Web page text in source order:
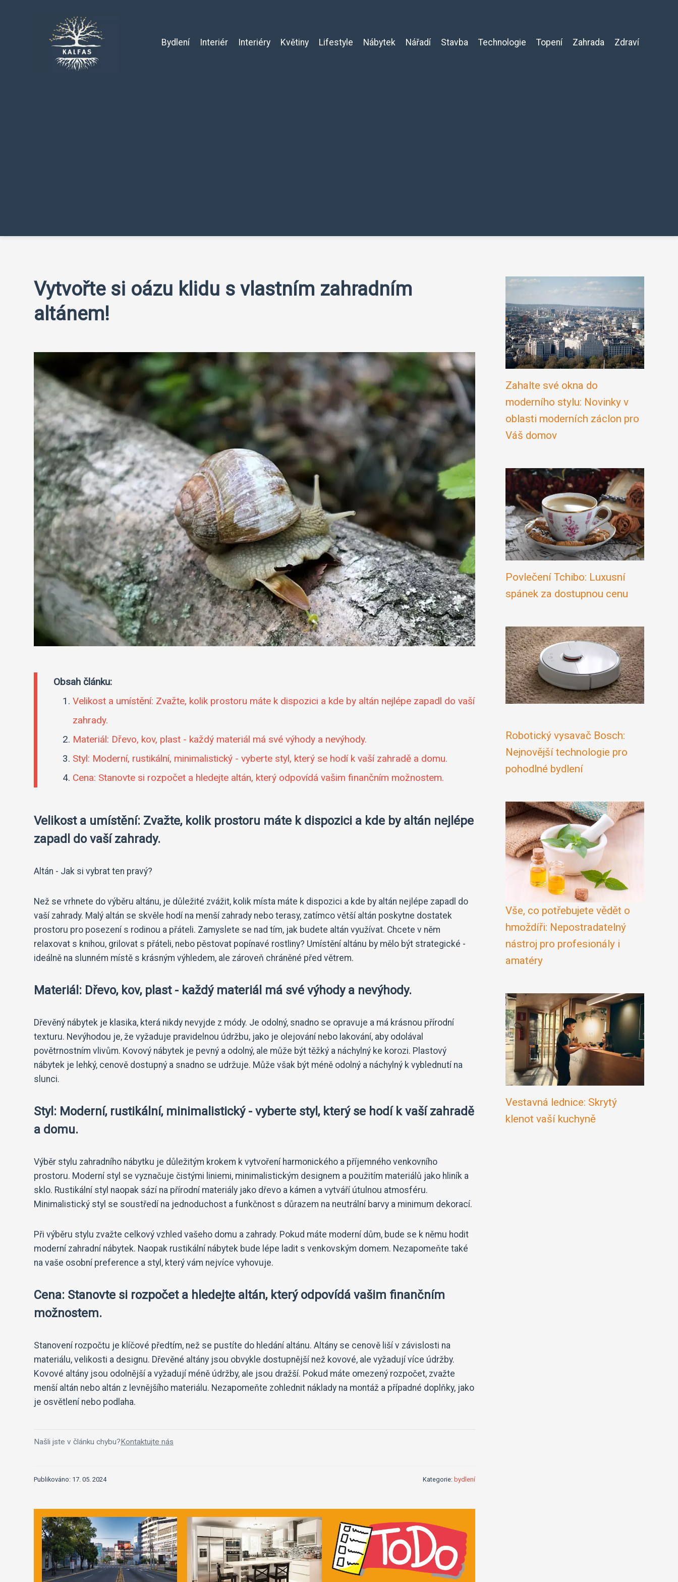
Bydlení Interiér Interiéry Květiny Lifestyle Nábytek Nářadí Stavba Technologie Topení Zahrada Zdraví
Vytvořte si oázu klidu s vlastním zahradním
altánem!
Obsah článku:
Velikost a umístění: Zvažte, kolik prostoru máte k dispozici a kde by altán nejlépe zapadl do vaší
zahrady.
Materiál: Dřevo, kov, plast - každý materiál má své výhody a nevýhody.
Styl: Moderní, rustikální, minimalistický - vyberte styl, který se hodí k vaší zahradě a domu.
Cena: Stanovte si rozpočet a hledejte altán, který odpovídá vašim finančním možnostem.
Velikost a umístění: Zvažte, kolik prostoru máte k dispozici a kde by altán nejlépe
zapadl do vaší zahrady.
Altán - Jak si vybrat ten pravý?
Než se vrhnete do výběru altánu, je důležité zvážit, kolik místa máte k dispozici a kde by altán nejlépe zapadl do
vaší zahrady. Malý altán se skvěle hodí na menší zahrady nebo terasy, zatímco větší altán poskytne dostatek
prostoru pro posezení s rodinou a přáteli. Zamyslete se nad tím, jak budete altán využívat. Chcete v něm
relaxovat s knihou, grilovat s přáteli, nebo pěstovat popínavé rostliny? Umístění altánu by mělo být strategické -
ideálně na slunném místě s krásným výhledem, ale zároveň chráněné před větrem.
Materiál: Dřevo, kov, plast - každý materiál má své výhody a nevýhody.
Dřevěný nábytek je klasika, která nikdy nevyjde z módy. Je odolný, snadno se opravuje a má krásnou přírodní
texturu. Nevýhodou je, že vyžaduje pravidelnou údržbu, jako je olejování nebo lakování, aby odolával
povětrnostním vlivům. Kovový nábytek je pevný a odolný, ale může být těžký a náchylný ke korozi. Plastový
nábytek je lehký, cenově dostupný a snadno se udržuje. Může však být méně odolný a náchylný k vyblednutí na
slunci.
Styl: Moderní, rustikální, minimalistický - vyberte styl, který se hodí k vaší zahradě
a domu.
Výběr stylu zahradního nábytku je důležitým krokem k vytvoření harmonického a příjemného venkovního
prostoru. Moderní styl se vyznačuje čistými liniemi, minimalistickým designem a použitím materiálů jako hliník a
sklo. Rustikální styl naopak sází na přírodní materiály jako dřevo a kámen a vytváří útulnou atmosféru.
Minimalistický styl se soustředí na jednoduchost a funkčnost s důrazem na neutrální barvy a minimum dekorací.
Při výběru stylu zvažte celkový vzhled vašeho domu a zahrady. Pokud máte moderní dům, bude se k němu hodit
moderní zahradní nábytek. Naopak rustikální nábytek bude lépe ladit s venkovským domem. Nezapomeňte také
na vaše osobní preference a styl, který vám nejvíce vyhovuje.
Cena: Stanovte si rozpočet a hledejte altán, který odpovídá vašim finančním
možnostem.
Stanovení rozpočtu je klíčové předtím, než se pustíte do hledání altánu. Altány se cenově liší v závislosti na
materiálu, velikosti a designu. Dřevěné altány jsou obvykle dostupnější než kovové, ale vyžadují více údržby.
Kovové altány jsou odolnější a vyžadují méně údržby, ale jsou dražší. Pokud máte omezený rozpočet, zvažte
menší altán nebo altán z levnějšího materiálu. Nezapomeňte zohlednit náklady na montáž a případné doplňky, jako
je osvětlení nebo podlaha.
Našli jste v článku chybu?Kontaktujte nás
Publikováno: 17. 05. 2024 Kategorie: bydlení
Zahalte své okna do
moderního stylu: Novinky v
oblasti moderních záclon pro
Váš domov
Povlečení Tchibo: Luxusní
spánek za dostupnou cenu
Robotický vysavač Bosch:
Nejnovější technologie pro
pohodlné bydlení
Vše, co potřebujete vědět o
hmoždíři: Nepostradatelný
nástroj pro profesionály i
amatéry
Vestavná lednice: Skrytý
klenot vaší kuchyně